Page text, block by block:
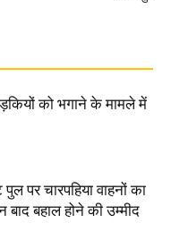
को भगाने के मामले में
पर चारपहिया वाहनों का
बहाल होने की उम्मीद